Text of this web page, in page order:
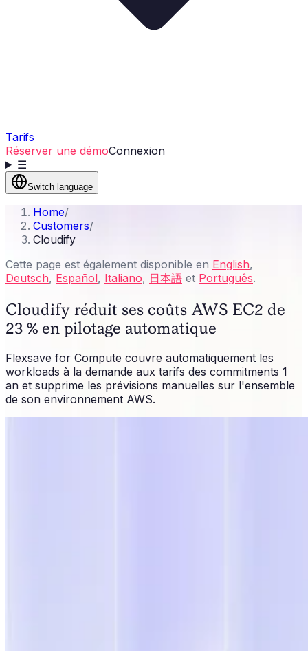
Tarifs
Réserver une démoConnexion
☰
Switch language
Home/
Customers/
Cloudify
Cette page est également disponible en English,
Deutsch, Español, Italiano, 日本語 et Português.
Cloudify réduit ses coûts AWS EC2 de
23 % en pilotage automatique
Flexsave for Compute couvre automatiquement les
workloads à la demande aux tarifs des commitments 1
an et supprime les prévisions manuelles sur l'ensemble
de son environnement AWS.